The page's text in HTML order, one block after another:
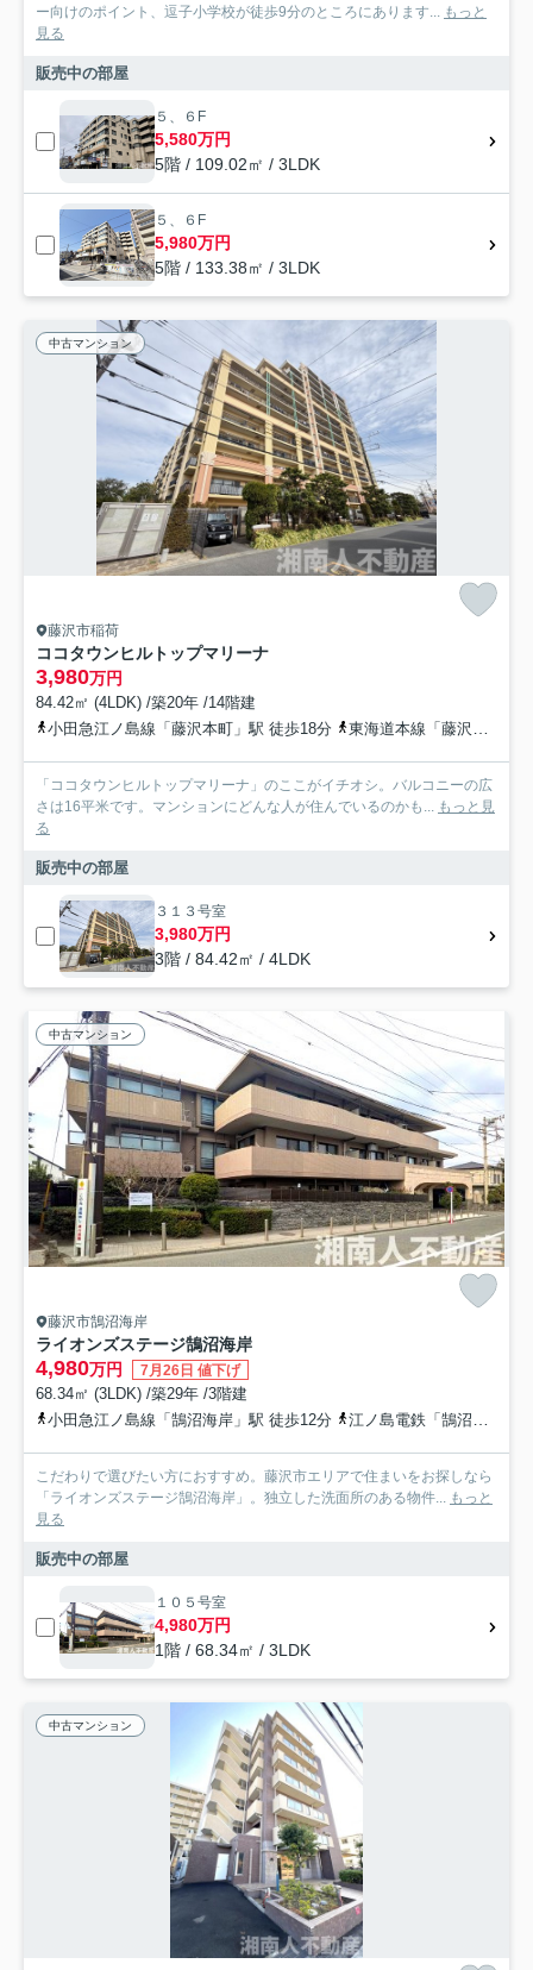
ー向けのポイント、逗子小学校が徒歩9分のところにあります... もっと
見る
販売中の部屋
５、６F
5,580万円
5階 / 109.02㎡ / 3LDK
５、６F
5,980万円
5階 / 133.38㎡ / 3LDK
中古マンション
藤沢市稲荷
ココタウンヒルトップマリーナ
3,980万円
84.42㎡ (4LDK) /築20年 /14階建
小田急江ノ島線「藤沢本町」駅 徒歩18分
東海道本線「藤沢」駅 徒歩36分
「ココタウンヒルトップマリーナ」のここがイチオシ。バルコニーの広
さは16平米です。マンションにどんな人が住んでいるのかも... もっと見
る
販売中の部屋
３１３号室
3,980万円
3階 / 84.42㎡ / 4LDK
中古マンション
藤沢市鵠沼海岸
ライオンズステージ鵠沼海岸
4,980万円 7月26日 値下げ
68.34㎡ (3LDK) /築29年 /3階建
小田急江ノ島線「鵠沼海岸」駅 徒歩12分
江ノ島電鉄「鵠沼」駅 徒歩26分
こだわりで選びたい方におすすめ。藤沢市エリアで住まいをお探しなら
「ライオンズステージ鵠沼海岸」。独立した洗面所のある物件... もっと
見る
販売中の部屋
１０５号室
4,980万円
1階 / 68.34㎡ / 3LDK
中古マンション